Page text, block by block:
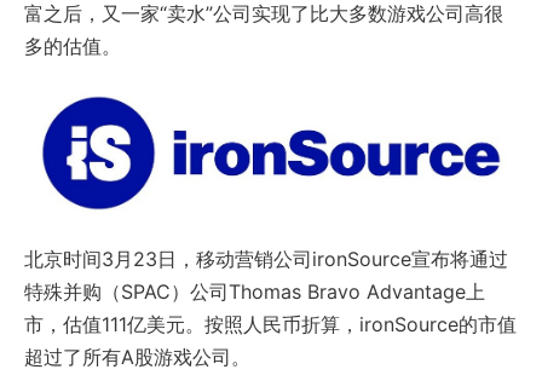
富之后，又一家“卖水”公司实现了比大多数游戏公司高很
多的估值。
北京时间3月23日，移动营销公司ironSource宣布将通过
特殊并购（SPAC）公司Thomas Bravo Advantage上
市，估值111亿美元。按照人民币折算，ironSource的市值
超过了所有A股游戏公司。